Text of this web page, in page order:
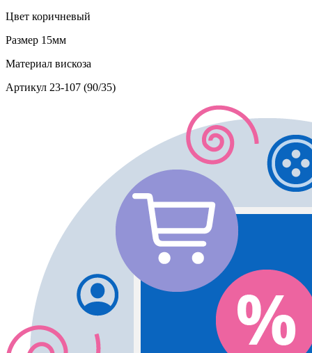
Цвет коричневый
Размер 15мм
Материал вискоза
Артикул 23-107 (90/35)